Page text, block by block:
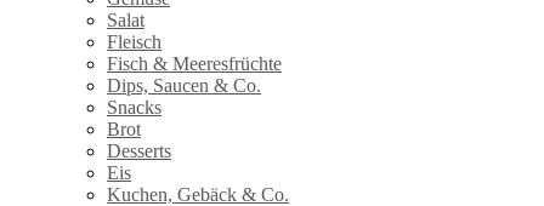
Salat
Fleisch
Fisch & Meeresfrüchte
Dips, Saucen & Co.
Snacks
Brot
Desserts
Eis
Kuchen, Gebäck & Co.